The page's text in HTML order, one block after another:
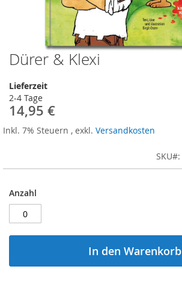
Zum
Anfang
der
Bildergalerie
springen
Dürer & Klexi
Lieferzeit
2-4 Tage
14,95 €
Inkl. 7% Steuern , exkl. Versandkosten
SKU
Anzahl
In den Warenkorb